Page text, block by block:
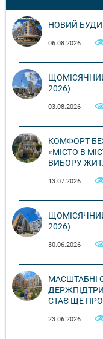
НОВИЙ
06.08.2026
2026)
03.08.2026
КОМФОРТ
«МІСТО В
ВИБОРУ
13.07.2026
2026)
30.06.2026
МАСШТАБНІ
СТАЄ ЩЕ
23.06.2026